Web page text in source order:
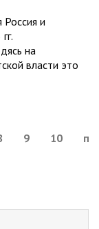
и
на
власти это
9 10